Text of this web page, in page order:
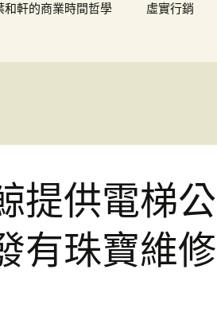
和軒的商業時間哲學 虛實行銷
提供電梯
有珠寶維